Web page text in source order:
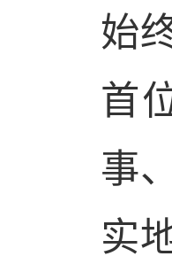
始
首
事
实